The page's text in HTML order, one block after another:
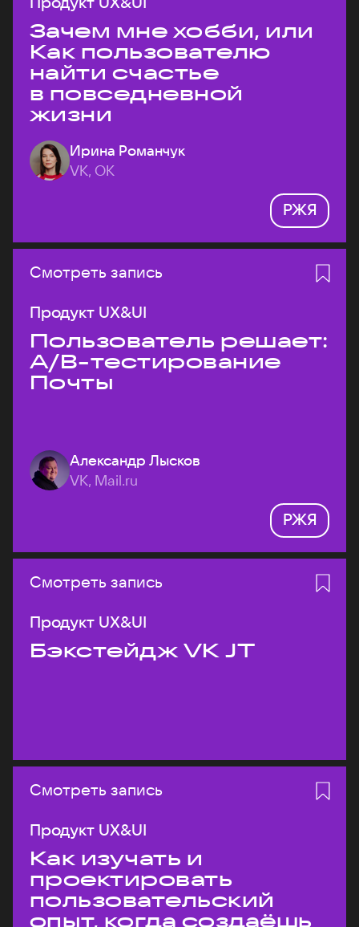
Зачем мне хобби, или
Как пользователю
найти счастье
в повседневной
жизни
Ирина Романчук
VK, ОК
РЖЯ
Смотреть запись
Продукт UX&UI
Пользователь решает:
A/B-тестирование
Почты
Александр Лысков
VK, Mail.ru
РЖЯ
Смотреть запись
Продукт UX&UI
Бэкстейдж VK JT
Смотреть запись
Продукт UX&UI
Как изучать и
проектировать
пользовательский
опыт, когда создаёшь